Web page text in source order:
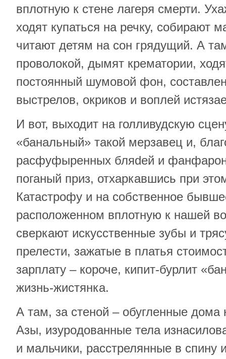
вплотную к стене лагеря смерти.
ходят купаться на речку, собирают
читают детям на сон грядущий. А
проволокой, дымят крематории,
постоянный шумовой фон,
выстрелов, окриков и воплей
И вот, выходит на голливудскую
«банальный» такой мерзавец и,
расфуфыренных бляdeй и
поганый приз, отхаркавшись при
Катастрофу и на собственное
расположенном вплотную к нашей
сверкают искусственные зубы и
прелести, зажатые в платья
зарплату – короче, кипит-бурлит
жизнь-жистянка.
А там, за стеной – обугленные
Азы, изypoдованные тела
и мальчики, рaccтрелянные в спину